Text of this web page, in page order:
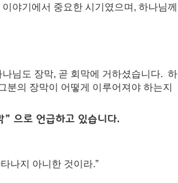
야기에서 중요한 시기였으며, 하나님께
님도 장막, 곧 회막에 거하셨습니다.  하
의 장막이 어떻게 이루어져야 하는지
으로 언급하고 있습니다.
나지 아니한 것이라.”